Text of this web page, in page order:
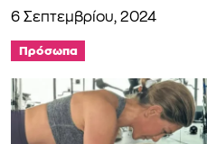
6 Σεπτεμβρίου, 2024
Πρόσωπα